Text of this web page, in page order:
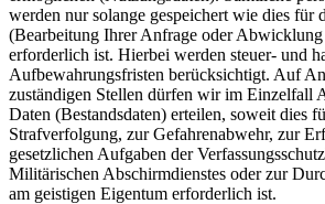
werden nur solange gespeichert wie dies für
(Bearbeitung Ihrer Anfrage oder Abwicklung
erforderlich ist. Hierbei werden steuer- und
Aufbewahrungsfristen berücksichtigt. Auf
zuständigen Stellen dürfen wir im Einzelfall
Daten (Bestandsdaten) erteilen, soweit dies
Strafverfolgung, zur Gefahrenabwehr, zur
gesetzlichen Aufgaben der
Militärischen Abschirmdienstes oder zur
am geistigen Eigentum erforderlich ist.